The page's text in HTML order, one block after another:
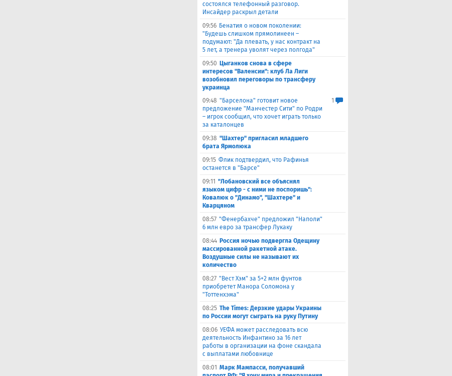
состоялся телефонный разговор.
Инсайдер раскрыл детали
09:56 Бенатия о новом поколении:
"Будешь слишком прямолинеен –
подумают: "Да плевать, у нас контракт на
5 лет, а тренера уволят через полгода"
09:50 Цыганков снова в сфере
интересов "Валенсии": клуб Ла Лиги
возобновил переговоры по трансферу
украинца
09:48 ​"Барселона" готовит новое
предложение "Манчестер Сити" по Родри
– игрок сообщил, что хочет играть только
за каталонцев
1
09:38 "Шахтер" пригласил младшего
брата Ярмолюка
09:15 Флик подтвердил, что Рафинья
останется в "Барсе"
09:11 "Лобановский все объяснял
языком цифр - с ними не поспоришь":
Ковалюк о "Динамо", "Шахтере" и
Кварцяном
08:57 "Фенербахче" предложил "Наполи"
6 млн евро за трансфер Лукаку
08:44 Россия ночью подвергла Одещину
массированной ракетной атаке.
Воздушные силы не называют их
количество
08:27 "Вест Хэм" за 5+2 млн фунтов
приобретет Манора Соломона у
"Тоттенхэма"
08:25 The Times: Дерзкие удары Украины
по России могут сыграть на руку Путину
08:06 УЕФА может расследовать всю
деятельность Инфантино за 16 лет
работы в организации на фоне скандала
с выплатами любовнице
08:01 Марк Мампасси, получавший